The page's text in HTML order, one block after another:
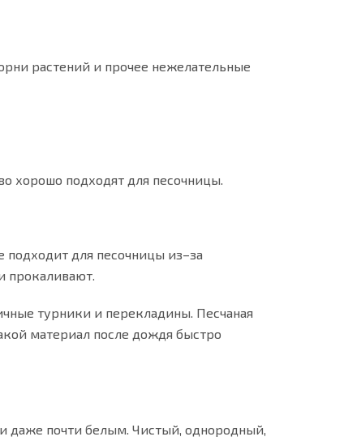
растений и прочее нежелательные
хорошо подходят для песочницы.
для песочницы из–за
прокаливают.
турники и перекладины. Песчаная
материал после дождя быстро
даже почти белым. Чистый, однородный,